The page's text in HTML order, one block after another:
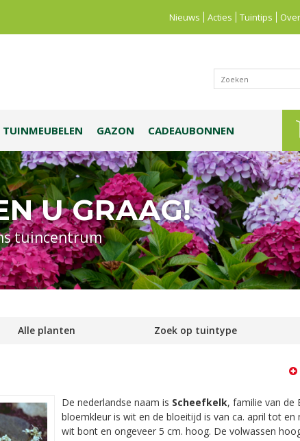
U GRAAG!
tuincentrum
Nieuws Acties Tuintips
TUINMEUBELEN GAZON CADEAUBONNEN
Alle planten Zoek op tuintype
De nederlandse naam is Scheefkelk, familie van de
bloemkleur is wit en de bloeitijd is van ca. april tot en
wit bont en ongeveer 5 cm. hoog. De volwassen